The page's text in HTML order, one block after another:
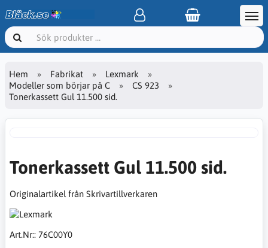
Hem Fabrikat
Lexmark
Modeller som börjar på C
CS 923
Tonerkassett Gul 11.500 sid.
Tonerkassett Gul 11.500 sid.
Originalartikel från Skrivartillverkaren
Art.Nr:: 76C00Y0